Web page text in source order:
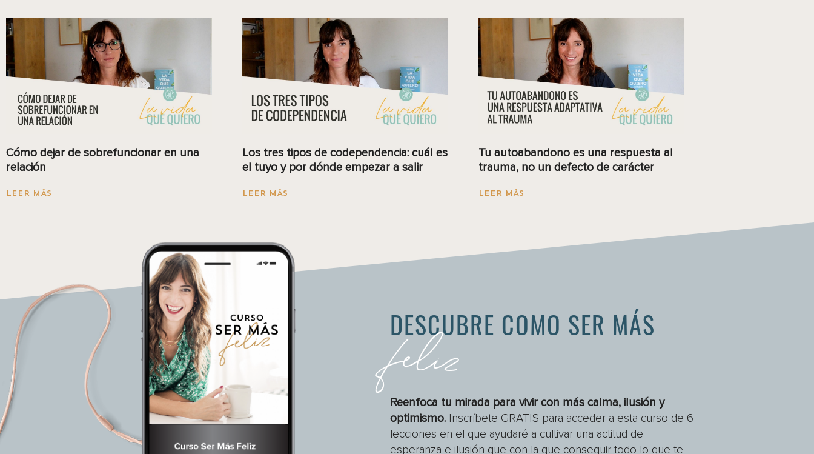
Cómo dejar de sobrefuncionar en una
relación
LEER MÁS
Los tres tipos de codependencia: cuál es
el tuyo y por dónde empezar a salir
LEER MÁS
Tu autoabandono es una respuesta al
trauma, no un defecto de carácter
LEER MÁS
DESCUBRE COMO SER MÁS
feliz
Reenfoca tu mirada para vivir con más calma, ilusión y
optimismo.
Inscríbete GRATIS para acceder a esta curso de 6
lecciones en el que ayudaré a cultivar una actitud de
esperanza e ilusión que con la que conseguir todo lo que te